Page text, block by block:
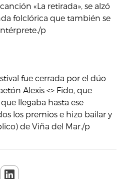
«La retirada», se alzó
folclórica que también se
p
fue cerrada por el dúo
Alexis <> Fido, que
llegaba hasta ese
los premios e hizo bailar y
de Viña del Mar./p